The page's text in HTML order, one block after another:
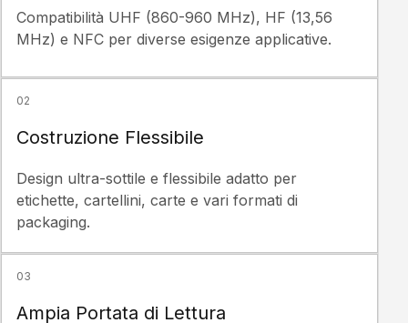
Compatibilità UHF (860-960 MHz), HF (13,56
MHz) e NFC per diverse esigenze applicative.
02
Costruzione Flessibile
Design ultra-sottile e flessibile adatto per
etichette, cartellini, carte e vari formati di
packaging.
03
Ampia Portata di Lettura